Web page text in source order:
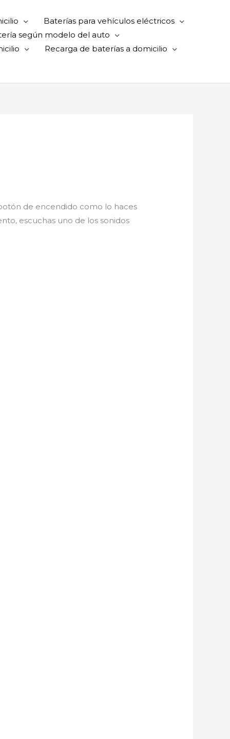
Baterías para vehículos eléctricos
según modelo del auto
Recarga de baterías a domicilio
de encendido como lo haces
escuchas uno de los sonidos